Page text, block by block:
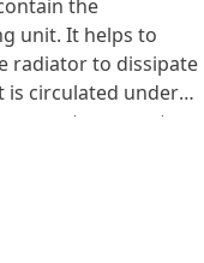
the
unit. It helps to
radiator to dissipate
is circulated under
to prevent